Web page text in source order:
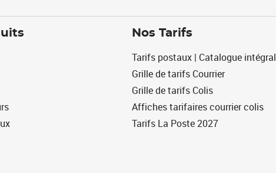
Nos Tarifs
Tarifs postaux | Catalogue intégral
Grille de tarifs Courrier
Grille de tarifs Colis
Affiches tarifaires courrier colis
Tarifs La Poste 2027